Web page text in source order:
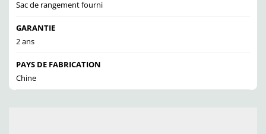
Sac de rangement fourni
GARANTIE
2 ans
PAYS DE FABRICATION
Chine